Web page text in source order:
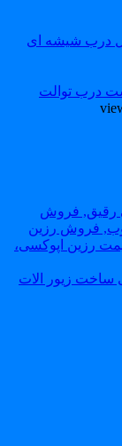
شیشه ای
توالت
زیور الات